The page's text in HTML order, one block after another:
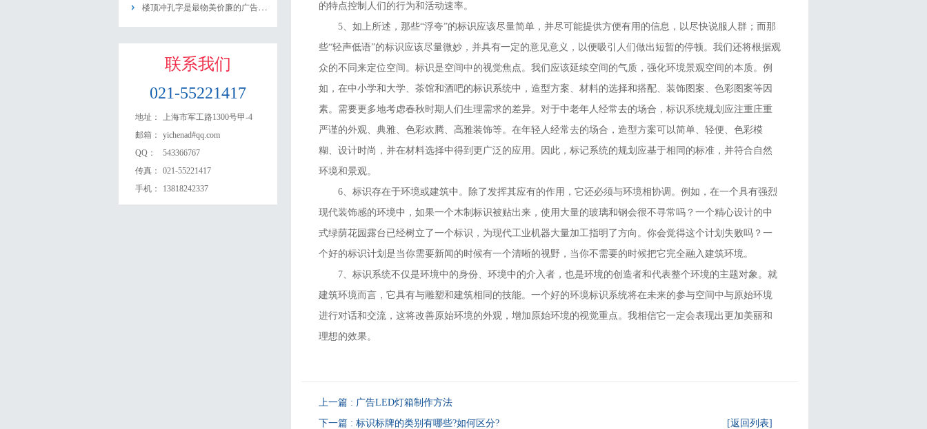
楼顶冲孔字是最物美价廉的广告字，不仅价格......
联系我们
021-55221417
地址：
上海市军工路1300号甲-4
邮箱：
yichenad#qq.com
QQ：
543366767
传真：
021-55221417
手机：
13818242337
的特点控制人们的行为和活动速率。
5、如上所述，那些“浮夸”的标识应该尽量简单，并尽可能提供方便有用的信息，以尽快说服人群；而那
些“轻声低语”的标识应该尽量微妙，并具有一定的意见意义，以便吸引人们做出短暂的停顿。我们还将根据观
众的不同来定位空间。标识是空间中的视觉焦点。我们应该延续空间的气质，强化环境景观空间的本质。例
如，在中小学和大学、茶馆和酒吧的标识系统中，造型方案、材料的选择和搭配、装饰图案、色彩图案等因
素。需要更多地考虑春秋时期人们生理需求的差异。对于中老年人经常去的场合，标识系统规划应注重庄重
严谨的外观、典雅、色彩欢腾、高雅装饰等。在年轻人经常去的场合，造型方案可以简单、轻便、色彩模
糊、设计时尚，并在材料选择中得到更广泛的应用。因此，标记系统的规划应基于相同的标准，并符合自然
环境和景观。
6、标识存在于环境或建筑中。除了发挥其应有的作用，它还必须与环境相协调。例如，在一个具有强烈
现代装饰感的环境中，如果一个木制标识被贴出来，使用大量的玻璃和钢会很不寻常吗？一个精心设计的中
式绿荫花园露台已经树立了一个标识，为现代工业机器大量加工指明了方向。你会觉得这个计划失败吗？一
个好的标识计划是当你需要新闻的时候有一个清晰的视野，当你不需要的时候把它完全融入建筑环境。
7、标识系统不仅是环境中的身份、环境中的介入者，也是环境的创造者和代表整个环境的主题对象。就
建筑环境而言，它具有与雕塑和建筑相同的技能。一个好的环境标识系统将在未来的参与空间中与原始环境
进行对话和交流，这将改善原始环境的外观，增加原始环境的视觉重点。我相信它一定会表现出更加美丽和
理想的效果。
上一篇 : 广告LED灯箱制作方法
下一篇 : 标识标牌的类别有哪些?如何区分?
[返回列表]